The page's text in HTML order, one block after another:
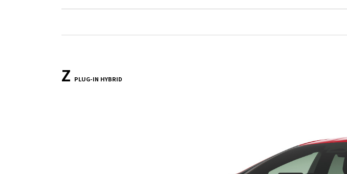
Z PLUG-IN HYBRID